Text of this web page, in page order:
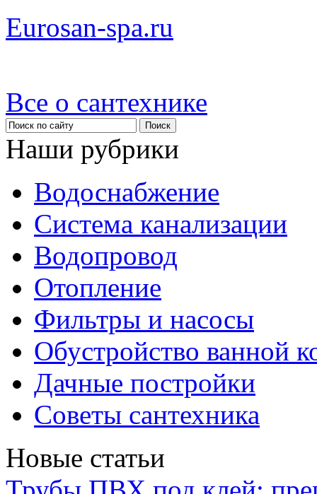
Eurosan-spa.ru
Все о сантехнике
Наши рубрики
Водоснабжение
Система канализации
Водопровод
Отопление
Фильтры и насосы
Обустройство ванной
Дачные постройки
Советы сантехника
Новые статьи